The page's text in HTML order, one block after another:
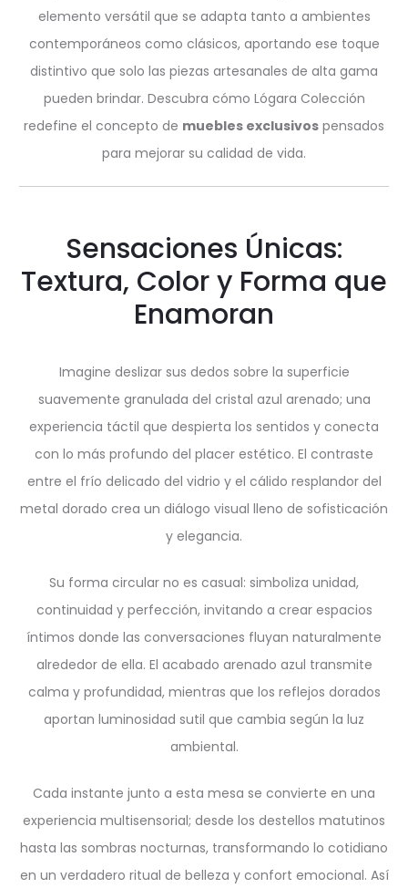
elemento versátil que se adapta tanto a ambientes
contemporáneos como clásicos, aportando ese toque
distintivo que solo las piezas artesanales de alta gama
pueden brindar. Descubra cómo Lógara Colección
redefine el concepto de muebles exclusivos pensados
para mejorar su calidad de vida.
Sensaciones Únicas:
Textura, Color y Forma que
Enamoran
Imagine deslizar sus dedos sobre la superficie
suavemente granulada del cristal azul arenado; una
experiencia táctil que despierta los sentidos y conecta
con lo más profundo del placer estético. El contraste
entre el frío delicado del vidrio y el cálido resplandor del
metal dorado crea un diálogo visual lleno de sofisticación
y elegancia.
Su forma circular no es casual: simboliza unidad,
continuidad y perfección, invitando a crear espacios
íntimos donde las conversaciones fluyan naturalmente
alrededor de ella. El acabado arenado azul transmite
calma y profundidad, mientras que los reflejos dorados
aportan luminosidad sutil que cambia según la luz
ambiental.
Cada instante junto a esta mesa se convierte en una
experiencia multisensorial; desde los destellos matutinos
hasta las sombras nocturnas, transformando lo cotidiano
en un verdadero ritual de belleza y confort emocional. Así